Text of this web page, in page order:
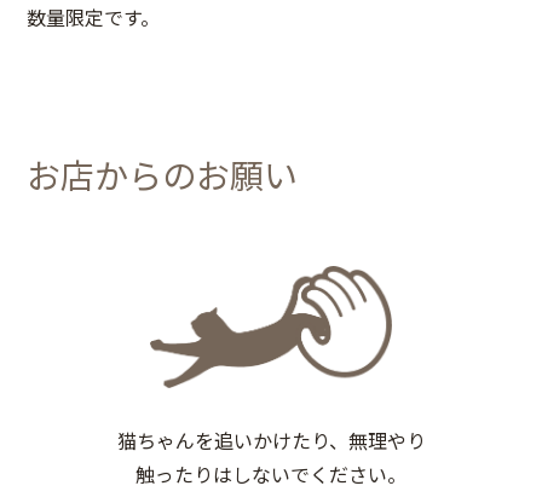
数量限定です。
お店からのお願い
猫ちゃんを追いかけたり、無理やり
触ったりはしないでください。